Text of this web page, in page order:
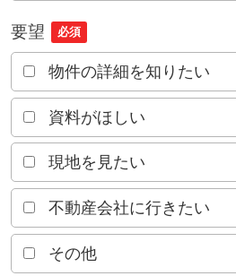
要望 必須
物件の詳細を知りたい
資料がほしい
現地を見たい
不動産会社に行きたい
その他